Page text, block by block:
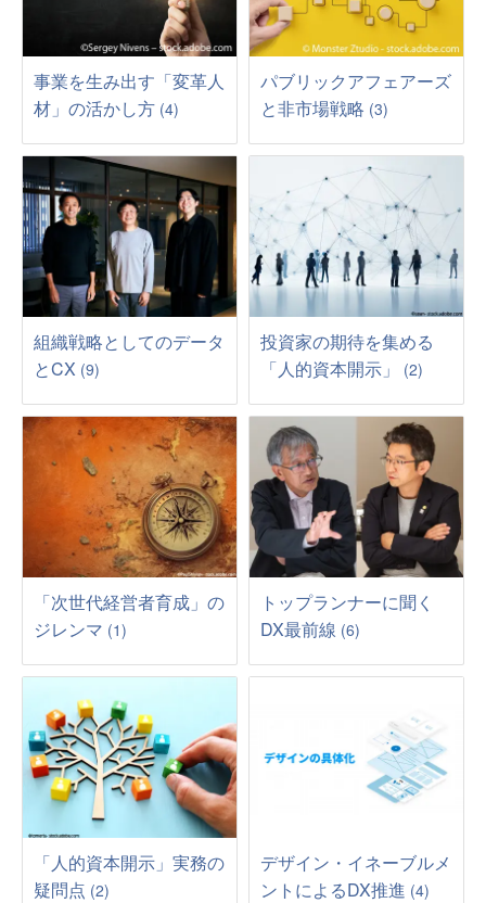
事業を生み出す「変革人
材」の活かし方 (4)
パブリックアフェアーズ
と非市場戦略 (3)
組織戦略としてのデータ
とCX (9)
投資家の期待を集める
「人的資本開示」
(2)
「次世代経営者育成」の
ジレンマ (1)
トップランナーに聞く
DX最前線 (6)
「人的資本開示」実務の
疑問点 (2)
デザイン・イネーブルメ
ントによるDX推進 (4)